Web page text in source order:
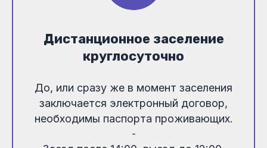
Дистанционное заселение
круглосуточно
До, или сразу же в момент заселения
заключается электронный договор,
необходимы паспорта проживающих.
-